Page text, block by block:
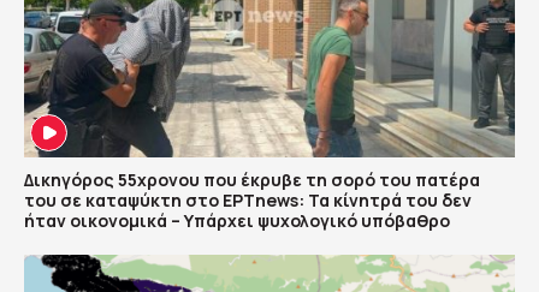
Δικηγόρος 55χρονου που έκρυβε τη σορό του πατέρα
του σε καταψύκτη στο ΕΡΤnews: Τα κίνητρά του δεν
ήταν οικονομικά – Υπάρχει ψυχολογικό υπόβαθρο